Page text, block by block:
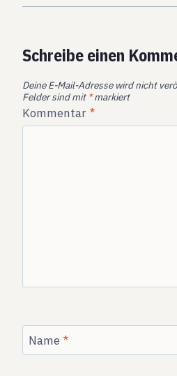
Schreibe einen
Deine E-Mail-Adresse wird nicht
Felder sind mit *markiert
Kommentar *
Name *